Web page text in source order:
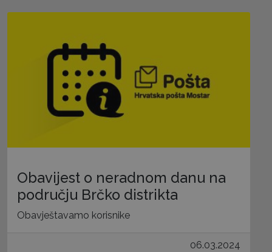
Obavijest o neradnom danu na
području Brčko distrikta
Obavještavamo korisnike
06.03.2024